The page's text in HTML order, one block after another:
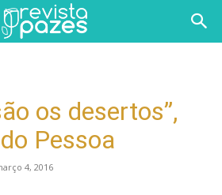
os desertos”,
Pessoa
4, 2016